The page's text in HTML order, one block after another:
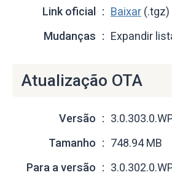
Link oficial
Baixar (.tgz)
Mudanças
Expandir
Atualização OTA
Versão
Tamanho
748.94 MB
Para a versão